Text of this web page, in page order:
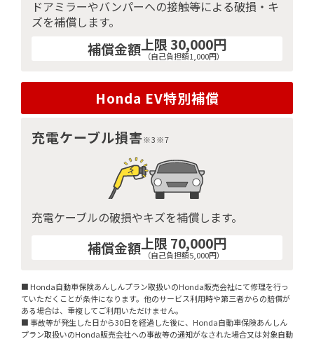
ドアミラーやバンパーへの接触等による破損・キ
ズを補償します。
補償金額上限 30,000円
（自己負担額1,000円）
Honda EV特別補償
充電ケーブル損害※3※7
充電ケーブルの破損やキズを補償します。
補償金額上限 70,000円
（自己負担額5,000円）
■ Honda自動車保険あんしんプラン取扱いのHonda販売会社にて修理を行っ
ていただくことが条件になります。他のサービス利用時や第三者からの賠償が
ある場合は、重複してご利用いただけません。
■ 事故等が発生した日から30日を経過した後に、Honda自動車保険あんしん
プラン取扱いのHonda販売会社への事故等の通知がなされた場合又は対象自動